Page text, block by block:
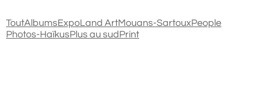
ToutAlbumsExpoLand ArtMouans-SartouxPeople
Photos-HaïkusPlus au sudPrint